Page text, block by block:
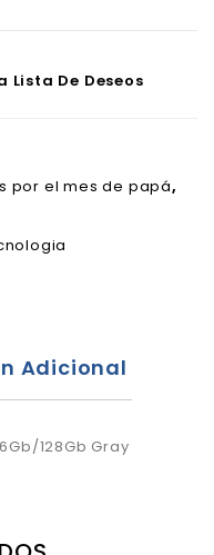
Lista De Deseos
por el mes de papá,
Adicional
128Gb Gray